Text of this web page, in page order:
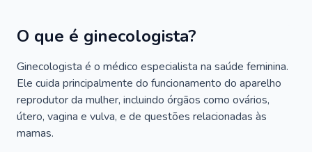
O que é ginecologista?
Ginecologista é o médico especialista na saúde feminina.
Ele cuida principalmente do funcionamento do aparelho
reprodutor da mulher, incluindo órgãos como ovários,
útero, vagina e vulva, e de questões relacionadas às
mamas.